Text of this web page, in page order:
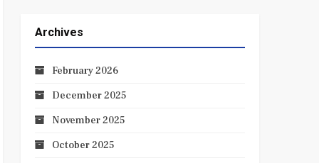
Archives
February 2026
December 2025
November 2025
October 2025